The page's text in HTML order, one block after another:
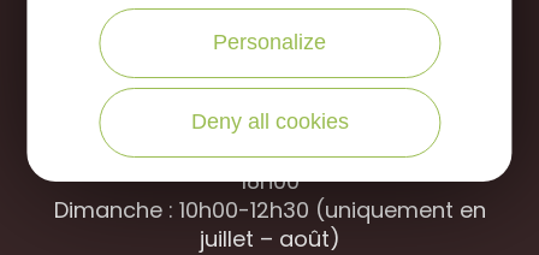
Office de Tourisme des Portes de Sologne
Rue des jardins, 45240 La
Ferté Saint-
Aubin
Ouverture d’avril à septembre
Du mardi au samedi : 9h30-12h30 / 14h00-
18h00
Dimanche : 10h00-12h30 (uniquement en
juillet – août)
Personalize
Deny all cookies